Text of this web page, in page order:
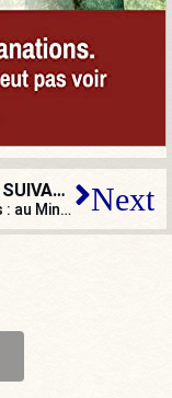
ARTICLE SUIVANT
États-Unis : au Minnesota, la « femme de l’année » est un homme ! Next